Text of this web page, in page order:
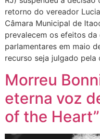
retorno do vereador
Câmara Municipal de
prevalecem os efeitos
parlamentares em maio
recurso seja julgado
Morreu
eterna voz
of the Heart”